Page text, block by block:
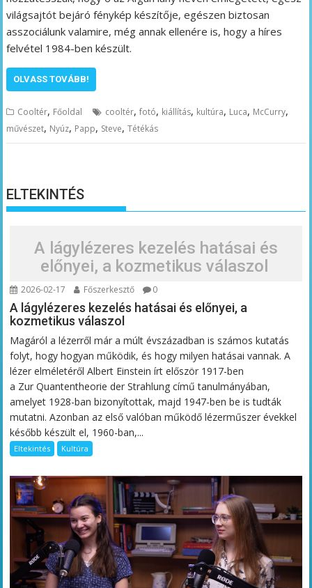
világsajtót bejáró fénykép készítője, egészen biztosan
asszociálunk valamire, még annak ellenére is, hogy a híres
felvétel 1984-ben készült.
OLVASS TOVÁBB!
Cooltér, Főoldal cooltér,fotó, kiállítás, kultúra, Luca, McCurry,
művészet, Nyúz, Papp, Steve,Tétékás
ELTEKINTÉS
A lágylézeres kezelés hatásai és
előnyei, a kozmetikus válaszol
2026-02-17 Főszerkesztő 0
A lágylézeres kezelés hatásai és előnyei, a
kozmetikus válaszol
Magáról a lézerről már a múlt évszázadban is számos kutatás
folyt, hogy hogyan működik, és hogy milyen hatásai vannak. A
lézer elméletéről Albert Einstein írt először 1917-ben
a Zur Quantentheorie der Strahlung című tanulmányában,
amelyet 1928-ban bizonyítottak, majd 1947-ben be is tudták
mutatni. Azonban az első valóban működő lézerműszer évekkel
később készült el, 1960-ban,...
Eltekintés Kultúra